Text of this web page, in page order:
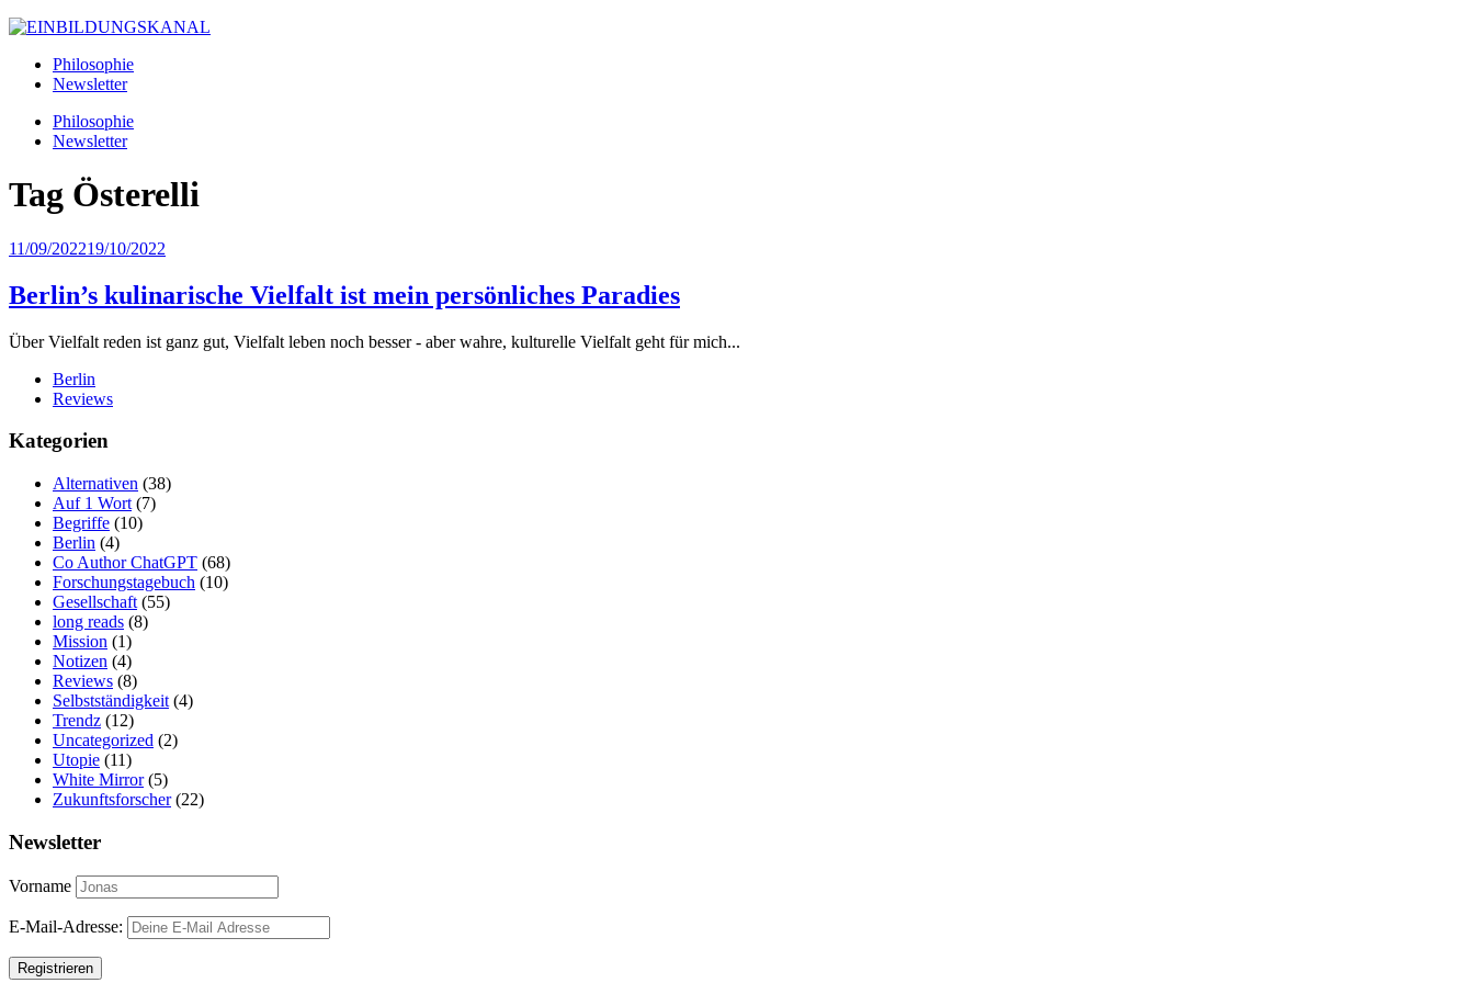
Philosophie
Newsletter
Philosophie
Newsletter
Tag Österelli
11/09/202219/10/2022
Berlin’s kulinarische Vielfalt ist mein persönliches Paradies
Über Vielfalt reden ist ganz gut, Vielfalt leben noch besser - aber wahre, kulturelle Vielfalt geht für mich...
Berlin
Reviews
Kategorien
Alternativen (38)
Auf 1 Wort (7)
Begriffe (10)
Berlin (4)
Co Author ChatGPT (68)
Forschungstagebuch (10)
Gesellschaft (55)
long reads (8)
Mission (1)
Notizen (4)
Reviews (8)
Selbstständigkeit (4)
Trendz (12)
Uncategorized (2)
Utopie (11)
White Mirror(5)
Zukunftsforscher(22)
Newsletter
Vorname
E-Mail-Adresse: